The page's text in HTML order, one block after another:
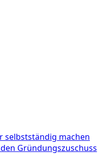
selbstständig machen
Gründungszuschuss